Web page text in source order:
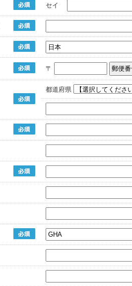
セイ
〒
都道府県